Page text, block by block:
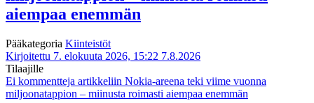
aiempaa enemmän
Pääkategoria Kiinteistöt
Kirjoitettu 7. elokuuta 2026, 15:22 7.8.2026
Tilaajille
Ei kommentteja artikkeliin Nokia-areena teki viime vuonna
miljoonatappion – miinusta roimasti aiempaa enemmän